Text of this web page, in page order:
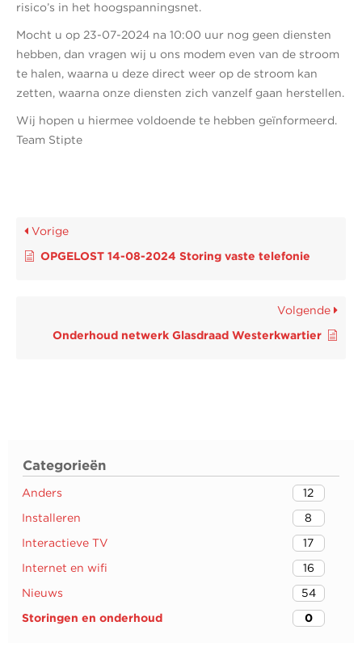
Categorieën
Anders
12
Installeren
8
Interactieve TV
17
Internet en wifi
16
Nieuws
54
Storingen en onderhoud
0
risico’s in het hoogspanningsnet.
Mocht u op 23-07-2024 na 10:00 uur nog geen diensten
hebben, dan vragen wij u ons modem even van de stroom
te halen, waarna u deze direct weer op de stroom kan
zetten, waarna onze diensten zich vanzelf gaan herstellen.
Wij hopen u hiermee voldoende te hebben geïnformeerd.
Team Stipte
Vorige
OPGELOST 14-08-2024 Storing vaste telefonie
Volgende
Onderhoud netwerk Glasdraad Westerkwartier